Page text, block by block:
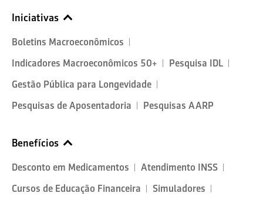
Iniciativas
Boletins Macroeconômicos
Indicadores Macroeconômicos 50+
Pesquisa IDL
Gestão Pública para Longevidade
Pesquisas de Aposentadoria
Pesquisas AARP
Benefícios
Desconto em Medicamentos
Atendimento INSS
Cursos de Educação Financeira
Simuladores